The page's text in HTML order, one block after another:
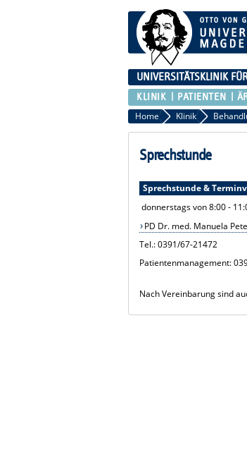
UNIVERSITÄTSKLINIK
KLINIK PATIENTEN
Home Klinik
Sprechstunde
Sprechstunde &
donnerstags von 8:00 -
PD Dr. med. Manuela
Tel.: 0391/67-21472
Patientenmanagement:
Nach Vereinbarung sind